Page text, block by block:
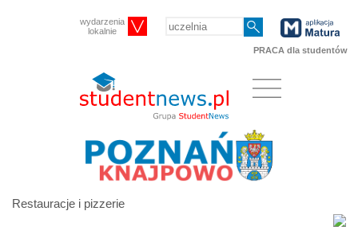
wydarzenia
lokalnie
PRACA dla studentów
Restauracje i pizzerie